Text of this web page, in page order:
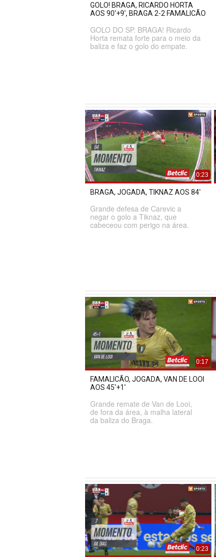
GOLO! BRAGA, RICARDO HORTA
AOS 90'+9', BRAGA 2-2 FAMALICÃO
GOLO DO SP. BRAGA! Ricardo
Horta remata forte para o meio da
baliza e faz o golo do empate.
0:23
BRAGA, JOGADA, TIKNAZ AOS 84'
Grande defesa de Carevic a
negar o golo a Tiknaz, que
cabeceou com perigo na área.
0:17
FAMALICÃO, JOGADA, VAN DE LOOI
AOS 45'+1'
Grande remate de Van de Looi,
de fora da área, à malha lateral
da baliza do Braga.
0:23